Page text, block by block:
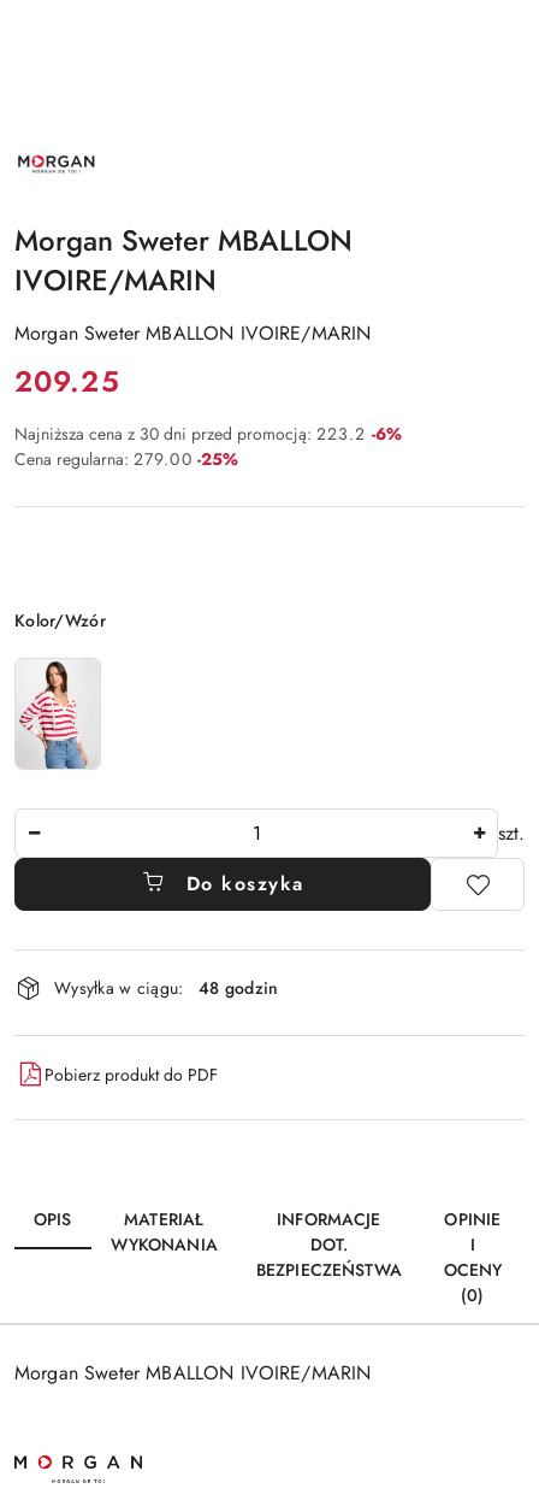
PRODUCENTA:
MORGAN
Morgan Sweter MBALLON
IVOIRE/MARIN
Morgan Sweter MBALLON IVOIRE/MARIN
Cena:
209.25
Najniższa cena z 30 dni przed promocją: 223.2 Rabat:
-6%
Cena regularna: 279.00 Rabat:
-25%
Wariant
Kolor/Wzór
szt.
Do koszyka
Dostępność
i
dostawa
Wysyłka w ciągu: 48 godzin
Pobierz produkt do PDF
OPIS
MATERIAŁ
WYKONANIA
INFORMACJE
DOT.
BEZPIECZEŃSTWA
OPINIE
I
OCENY
(0)
Morgan Sweter MBALLON IVOIRE/MARIN